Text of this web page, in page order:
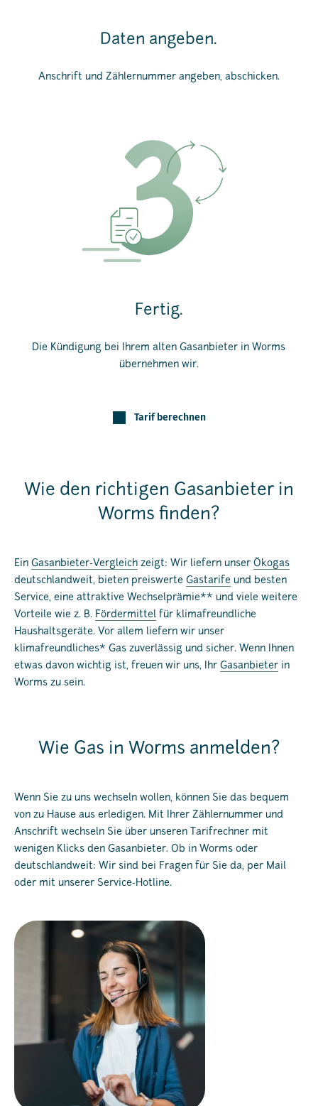
Daten angeben.
Anschrift und Zählernummer angeben, abschicken.
Fertig.
Die Kündigung bei Ihrem alten Gasanbieter in Worms
übernehmen wir.
Tarif berechnen
Wie den richtigen Gasanbieter in
Worms finden?
Ein Gasanbieter-Vergleich zeigt: Wir liefern unser Ökogas
deutschlandweit, bieten preiswerte Gastarife und besten
Service, eine attraktive Wechselprämie** und viele weitere
Vorteile wie z. B. Fördermittel für klimafreundliche
Haushaltsgeräte. Vor allem liefern wir unser
klimafreundliches* Gas zuverlässig und sicher. Wenn Ihnen
etwas davon wichtig ist, freuen wir uns, Ihr Gasanbieter in
Worms zu sein.
Wie Gas in Worms anmelden?
Wenn Sie zu uns wechseln wollen, können Sie das bequem
von zu Hause aus erledigen. Mit Ihrer Zählernummer und
Anschrift wechseln Sie über unseren Tarifrechner mit
wenigen Klicks den Gasanbieter. Ob in Worms oder
deutschlandweit: Wir sind bei Fragen für Sie da, per Mail
oder mit unserer Service-Hotline.